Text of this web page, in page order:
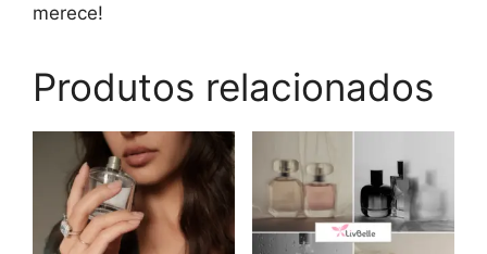
merece!
Produtos relacionados